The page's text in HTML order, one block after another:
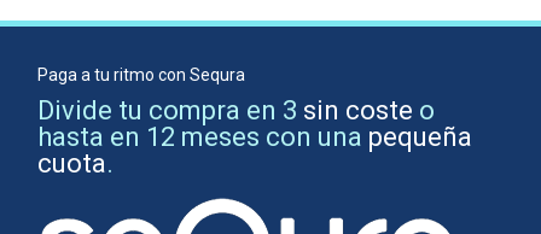
Paga a tu ritmo con Sequra
Divide tu compra en 3 sin coste o
hasta en 12 meses con una pequeña
cuota.